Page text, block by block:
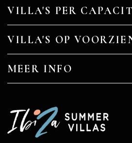
VILLA'S PER
VILLA'S OP
MEER INFO